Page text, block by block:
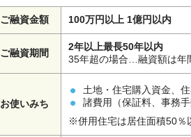
ご融資金額 100万円以上 1億円以内
ご融資期間
2年以上最長50年以内
35年超の場合…融資額は年
お使いみち
土地・住宅購入資金、
諸費用（保証料、事務
※併用住宅は居住面積50％